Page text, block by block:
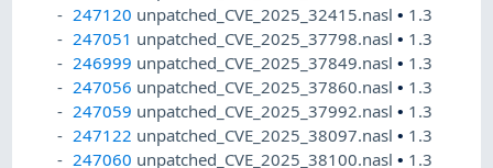
247120 unpatched_CVE_2025_32415.nasl• 1.3
247051 unpatched_CVE_2025_37798.nasl• 1.3
246999 unpatched_CVE_2025_37849.nasl• 1.3
247056 unpatched_CVE_2025_37860.nasl• 1.3
247059 unpatched_CVE_2025_37992.nasl• 1.3
247122 unpatched_CVE_2025_38097.nasl• 1.3
247060 unpatched_CVE_2025_38100.nasl• 1.3